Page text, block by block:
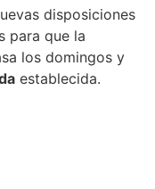
disposiciones
para que la
los domingos y
establecida.